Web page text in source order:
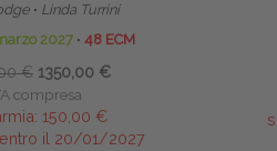
∙ Linda Turrini
2027 ∙ 48 ECM
€ 1350,00 €
compresa
150,00 €
il 20/01/2027